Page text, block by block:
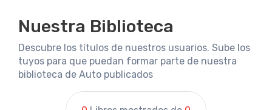
Nuestra Biblioteca
Descubre los títulos de nuestros usuarios. Sube los
tuyos para que puedan formar parte de nuestra
biblioteca de Auto publicados